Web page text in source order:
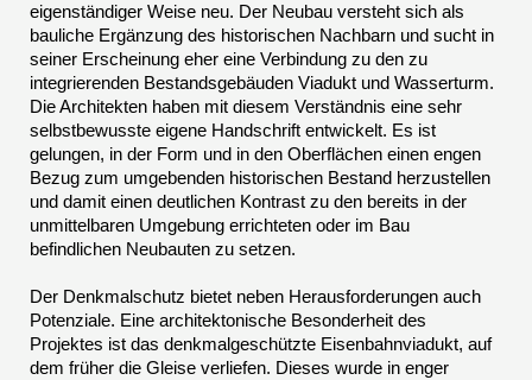
eigenständiger Weise neu. Der Neubau versteht sich als
bauliche Ergänzung des historischen Nachbarn und sucht in
seiner Erscheinung eher eine Verbindung zu den zu
integrierenden Bestandsgebäuden Viadukt und Wasserturm.
Die Architekten haben mit diesem Verständnis eine sehr
selbstbewusste eigene Handschrift entwickelt. Es ist
gelungen, in der Form und in den Oberflächen einen engen
Bezug zum umgebenden historischen Bestand herzustellen
und damit einen deutlichen Kontrast zu den bereits in der
unmittelbaren Umgebung errichteten oder im Bau
befindlichen Neubauten zu setzen.
Der Denkmalschutz bietet neben Herausforderungen auch
Potenziale. Eine architektonische Besonderheit des
Projektes ist das denkmalgeschützte Eisenbahnviadukt, auf
dem früher die Gleise verliefen. Dieses wurde in enger